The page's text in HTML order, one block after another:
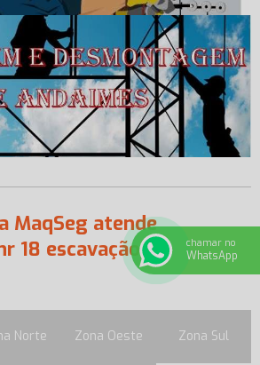
MaqSeg atende
18 escavação:
Norte Zona Oeste Zona Sul
chamar no
WhatsApp